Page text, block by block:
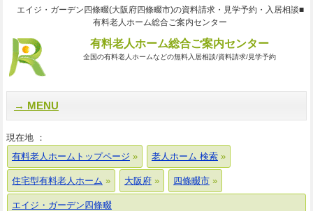
エイジ・ガーデン四條畷(大阪府四條畷市)の資料請求・見学予約・入居相談■
有料老人ホーム総合ご案内センター
有料老人ホーム総合ご案内センター
全国の有料老人ホームなどの無料入居相談/資料請求/見学予約
MENU
現在地 ：
有料老人ホームトップページ
老人ホーム 検索
住宅型有料老人ホーム 大阪府 四條畷市
エイジ・ガーデン四條畷